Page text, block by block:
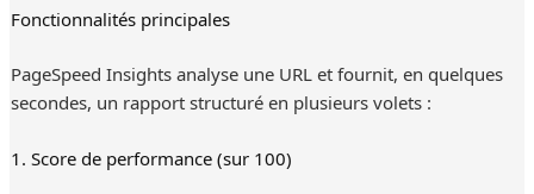
Fonctionnalités principales
PageSpeed Insights analyse une URL et fournit, en quelques
secondes, un rapport structuré en plusieurs volets :
1. Score de performance (sur 100)